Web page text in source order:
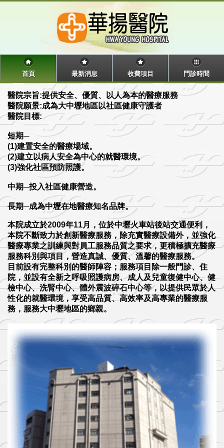
首頁 最新消息 收費項目 門診時間
醫院宗旨:提供安全、優質、以人為本的醫療服務
醫院願景:成為大中壢地區以社區健康守護者
醫院目標:
短期─
(1)建置安全的醫療場域。
(2)建立以病人安全為中心的就醫環境。
(3)強化社區預防照護。
中期─投入社區健康營造。
長期─成為中壢在地醫療知名品牌。
本院成立於2009年11月，位於中壢火車站後站交通便利，
本院不斷致力於創新醫療服務，除充實醫療設備外，並強化
醫療專業之訓練與對員工服務品質之要求，更積極擴充醫療
服務科別與項目，營造真誠、優質、溫馨的醫療服務。
目前設有完整科別的醫師陣容；服務項目除一般門診、住
院，並設有全新之呼吸照護病房、成人及兒童復健中心、健
檢中心、洗腎中心、體外震波碎石中心等，以提供民眾於人
性化的就醫環境，享受高品質、高效率及高專業的醫療服
務，服務大中壢地區的鄉親。